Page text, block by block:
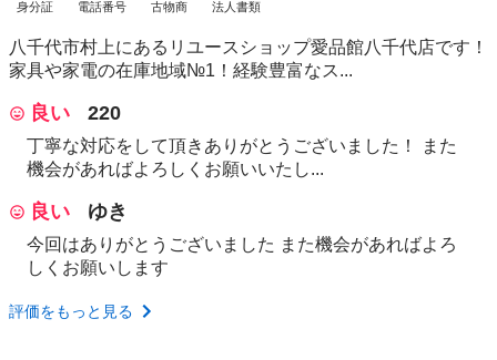
身分証 電話番号 古物商 法人書類
八千代市村上にあるリユースショップ愛品館八千代店です！
家具や家電の在庫地域№1！経験豊富なス...
良い 220
丁寧な対応をして頂きありがとうございました！ また
機会があればよろしくお願いいたし...
良い ゆき
今回はありがとうございました また機会があればよろ
しくお願いします
評価をもっと見る